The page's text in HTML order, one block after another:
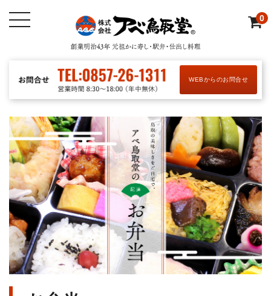
WEBからのお問合せ
0